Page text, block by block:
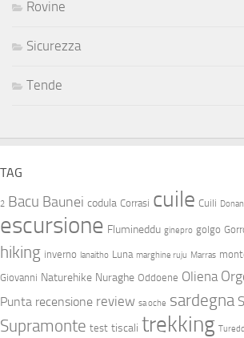
Rovine
Sicurezza
Tende
TAG
2 Bacu Baunei codula Corrasi cuile Cuili
escursione Flumineddu ginepro golgo
hiking inverno lanaitho Luna marghine ruju Marras
Giovanni Naturehike Nuraghe Oddoene Oliena
Punta recensione review sa oche sardegna
Supramonte test tiscali trekking